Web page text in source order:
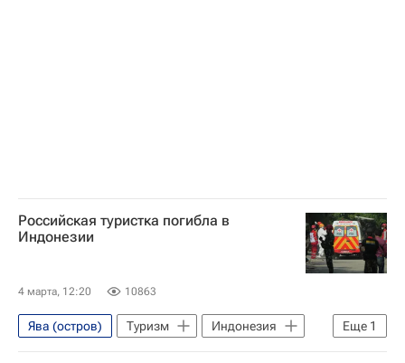
Российская туристка погибла в
Индонезии
4 марта, 12:20 10863
Еще 1
Ява (остров) Туризм
Индонезия
В мире